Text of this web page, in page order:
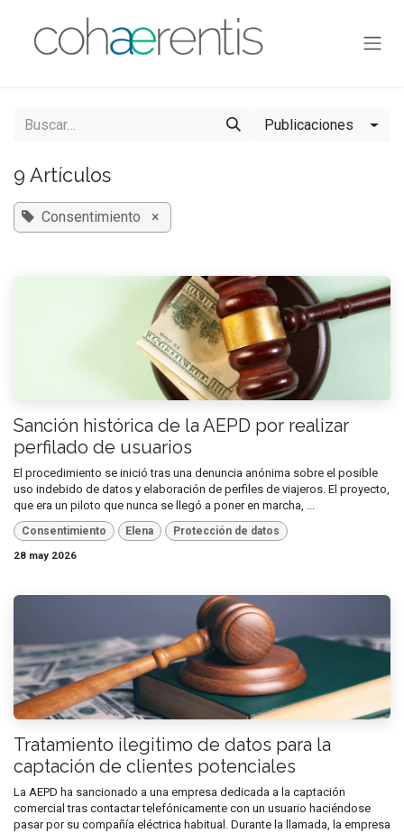
Publicaciones
9 Artículos
Consentimiento ×
Sanción histórica de la AEPD por realizar
perfilado de usuarios
El procedimiento se inició tras una denuncia anónima sobre el posible
uso indebido de datos y elaboración de perfiles de viajeros. El proyecto,
que era un piloto que nunca se llegó a poner en marcha, ...
Consentimiento Elena
Protección de datos
28 may 2026
Tratamiento ilegitimo de datos para la
captación de clientes potenciales
La AEPD ha sancionado a una empresa dedicada a la captación
comercial tras contactar telefónicamente con un usuario haciéndose
pasar por su compañía eléctrica habitual. Durante la llamada, la empresa